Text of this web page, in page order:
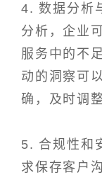
4. 数据分析
分析，企业
服务中的不
动的洞察可
确，及时调
5. 合规性和
求保存客户